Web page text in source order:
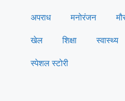
अपराध मनोरंजन
खेल शिक्षा स्वास्थ्य
स्पेशल स्टोरी